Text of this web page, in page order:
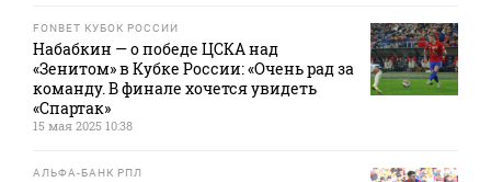
FONBET КУБОК РОССИИ
Набабкин — о победе ЦСКА над
«Зенитом» в Кубке России: «Очень рад за
команду. В финале хочется увидеть
«Спартак»
15 мая 2025 10:38
АЛЬФА-БАНК РПЛ